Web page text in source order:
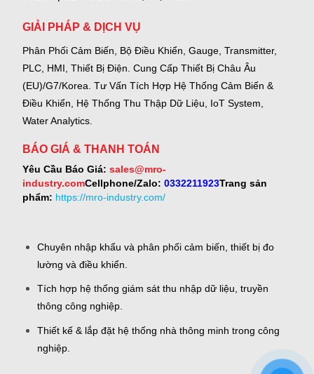
GIẢI PHÁP & DỊCH VỤ
Phân Phối Cảm Biến, Bộ Điều Khiển, Gauge, Transmitter,
PLC, HMI, Thiết Bị Điện. Cung Cấp Thiết Bị Châu Âu
(EU)/G7/Korea. Tư Vấn Tích Hợp Hệ Thống Cảm Biến &
Điều Khiển, Hệ Thống Thu Thập Dữ Liệu, IoT System,
Water Analytics.
BÁO GIÁ & THANH TOÁN
Yêu Cầu Báo Giá: sales@mro-
industry.comCellphone/Zalo: 0332211923Trang sản
phẩm: https://mro-industry.com/
Chuyên nhập khẩu và phân phối cảm biến, thiết bị đo
lường và điều khiển.
Tích hợp hệ thống giám sát thu nhập dữ liệu, truyền
thông công nghiệp.
Thiết kế & lắp đặt hệ thống nhà thông minh trong công
nghiệp.